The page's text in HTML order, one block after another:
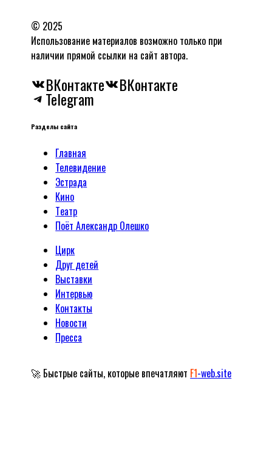
© 2025
Использование материалов возможно только при
наличии прямой ссылки на сайт автора.
ВКонтакте ВКонтакте
Telegram
Разделы сайта
Главная
Телевидение
Эстрада
Кино
Tеатр
Поёт Александр Олешко
Цирк
Друг детей
Выставки
Интервью
Контакты
Новости
Пресса
🚀 Быстрые сайты, которые впечатляют F1-web.site